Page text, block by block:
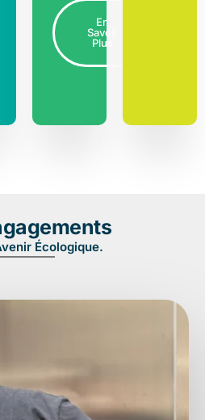
En
Savoir
Plus
Écologique.